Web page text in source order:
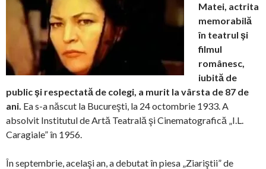
Matei, actrita
memorabilă
în teatrul şi
filmul
românesc,
iubită de
public şi respectată de colegi, a murit la vârsta de 87 de
ani. Ea s-a născut la Bucureşti, la 24 octombrie 1933. A
absolvit Institutul de Artă Teatrală şi Cinematografică „I.L.
Caragiale” în 1956.
În septembrie, acelaşi an, a debutat în piesa „Ziariştii” de